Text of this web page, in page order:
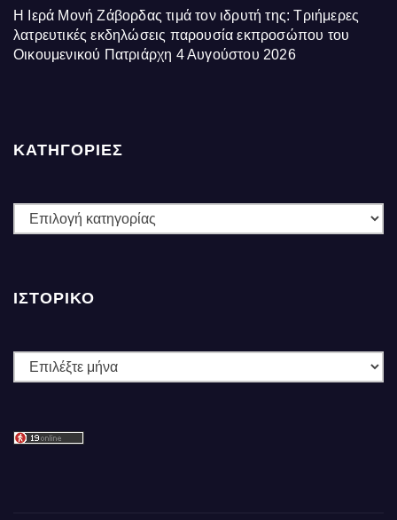
Η Ιερά Μονή Ζάβορδας τιμά τον ιδρυτή της: Τριήμερες
λατρευτικές εκδηλώσεις παρουσία εκπροσώπου του
Οικουμενικού Πατριάρχη 4 Αυγούστου 2026
ΚΑΤΗΓΟΡΙΕΣ
ΚΑΤΗΓΟΡΙΕΣ
ΙΣΤΟΡΙΚΌ
Ιστορικό